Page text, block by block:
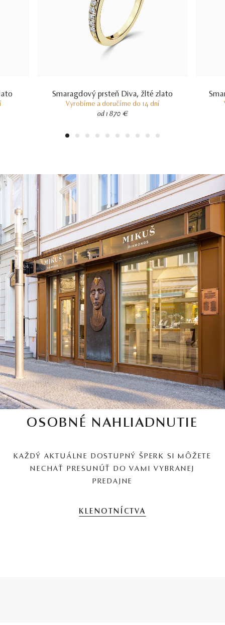
Smaragdový prsteň Diva, žlté zlato
Vyrobíme a doručíme do 14 dní
od 1 870 €
1 2 3 4 5 6 7 8 9 10
OSOBNÉ NAHLIADNUTIE
KAŽDÝ AKTUÁLNE DOSTUPNÝ ŠPERK SI MÔŽETE
NECHAŤ PRESUNÚŤ DO VAMI VYBRANEJ
PREDAJNE
KLENOTNÍCTVA